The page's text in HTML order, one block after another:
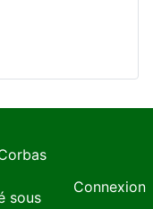
sous
Connexion